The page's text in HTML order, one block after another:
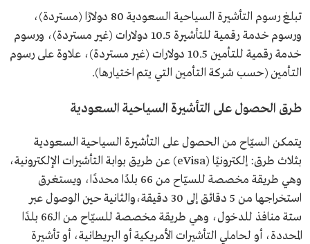
تبلغ رسوم التأشيرة السياحية السعودية 80 دولارًا (مستردة)،
ورسوم خدمة رقمية للتأشيرة 10.5 دولارات (غير مستردة)، ورسوم
خدمة رقمية للتأمين 10.5 دولارات (غير مستردة)، علاوة على رسوم
التأمين (حسب شركة التأمين التي يتم اختيارها).
طرق الحصول على التأشيرة السياحية السعودية
يتمكن السيّاح من الحصول على التأشيرة السياحية السعودية
بثلاث طرق: إلكترونيًا (eVisa) عن طريق بوابة التأشيرات الإلكترونية،
وهي طريقة مخصصة للسيّاح من 66 بلدًا محددًا، ويستغرق
استخراجها من 5 دقائق إلى 30 دقيقة،والثانية حين الوصول عبر
ستة منافذ للدخول، وهي طريقة مخصصة للسيّاح من الـ66 بلدًا
المحددة، أو لحاملي التأشيرات الأمريكية أو البريطانية، أو تأشيرة